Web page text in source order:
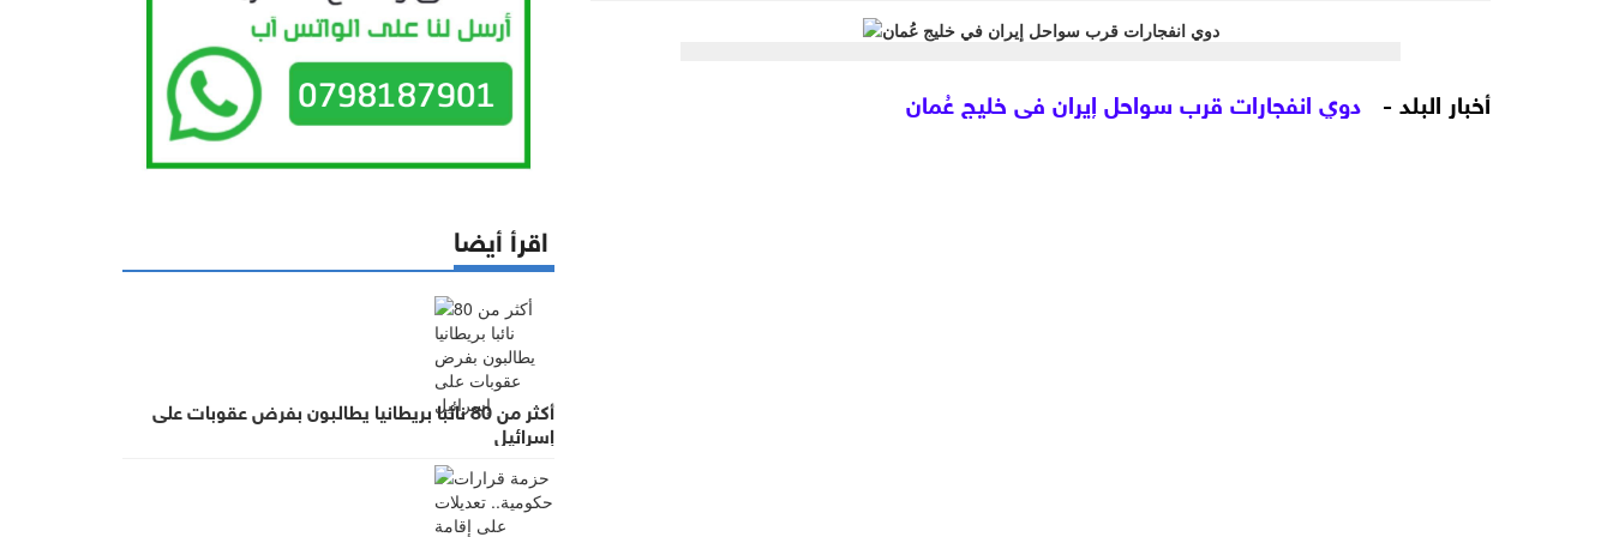
أخبار البلد - دوي انفجارات قرب سواحل إيران في خليج عُمان
اقرأ أيضا
أكثر من 80 نائبا بريطانيا يطالبون بفرض عقوبات على
إسرائيل